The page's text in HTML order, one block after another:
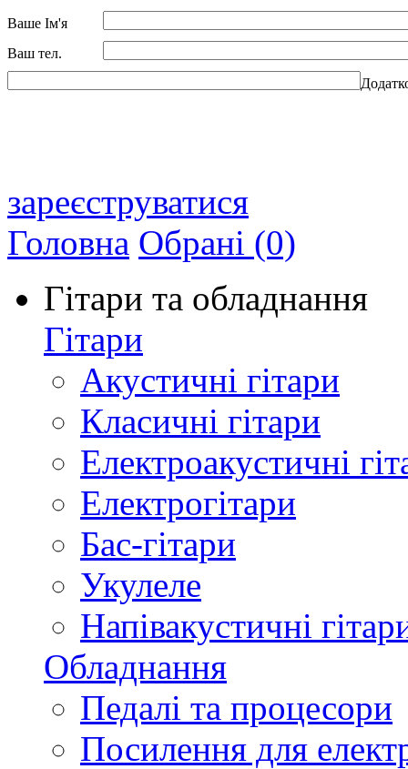
Ваше Ім'я
Ваш тел.
зареєструватися
Головна Обрані (0)
Гітари та обладнання
Гітари
Акустичні гітари
Класичні гітари
Електроакустичні
Електрогітари
Бас-гітари
Укулеле
Напівакустичні
Обладнання
Педалі та процесори
Посилення для